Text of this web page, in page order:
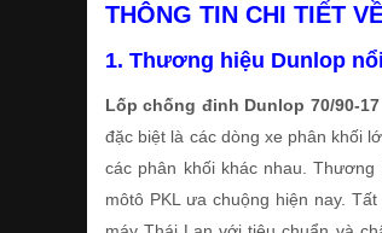
THÔNG TIN CHI TIẾT
1. Thương hiệu Dunlop
Lốp chống đinh Dunlop 70/90-17
đặc biệt là các dòng xe phân khối
các phân khối khác nhau.
môtô PKL ưa chuộng hiện nay.